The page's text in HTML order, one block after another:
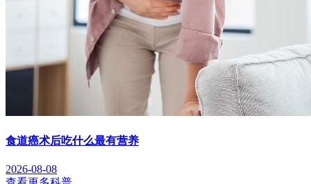
食道癌术后吃什么最有营养
2026-08-08